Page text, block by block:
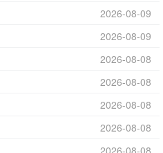
2026-08-09
2026-08-09
2026-08-08
2026-08-08
2026-08-08
2026-08-08
2026-08-08